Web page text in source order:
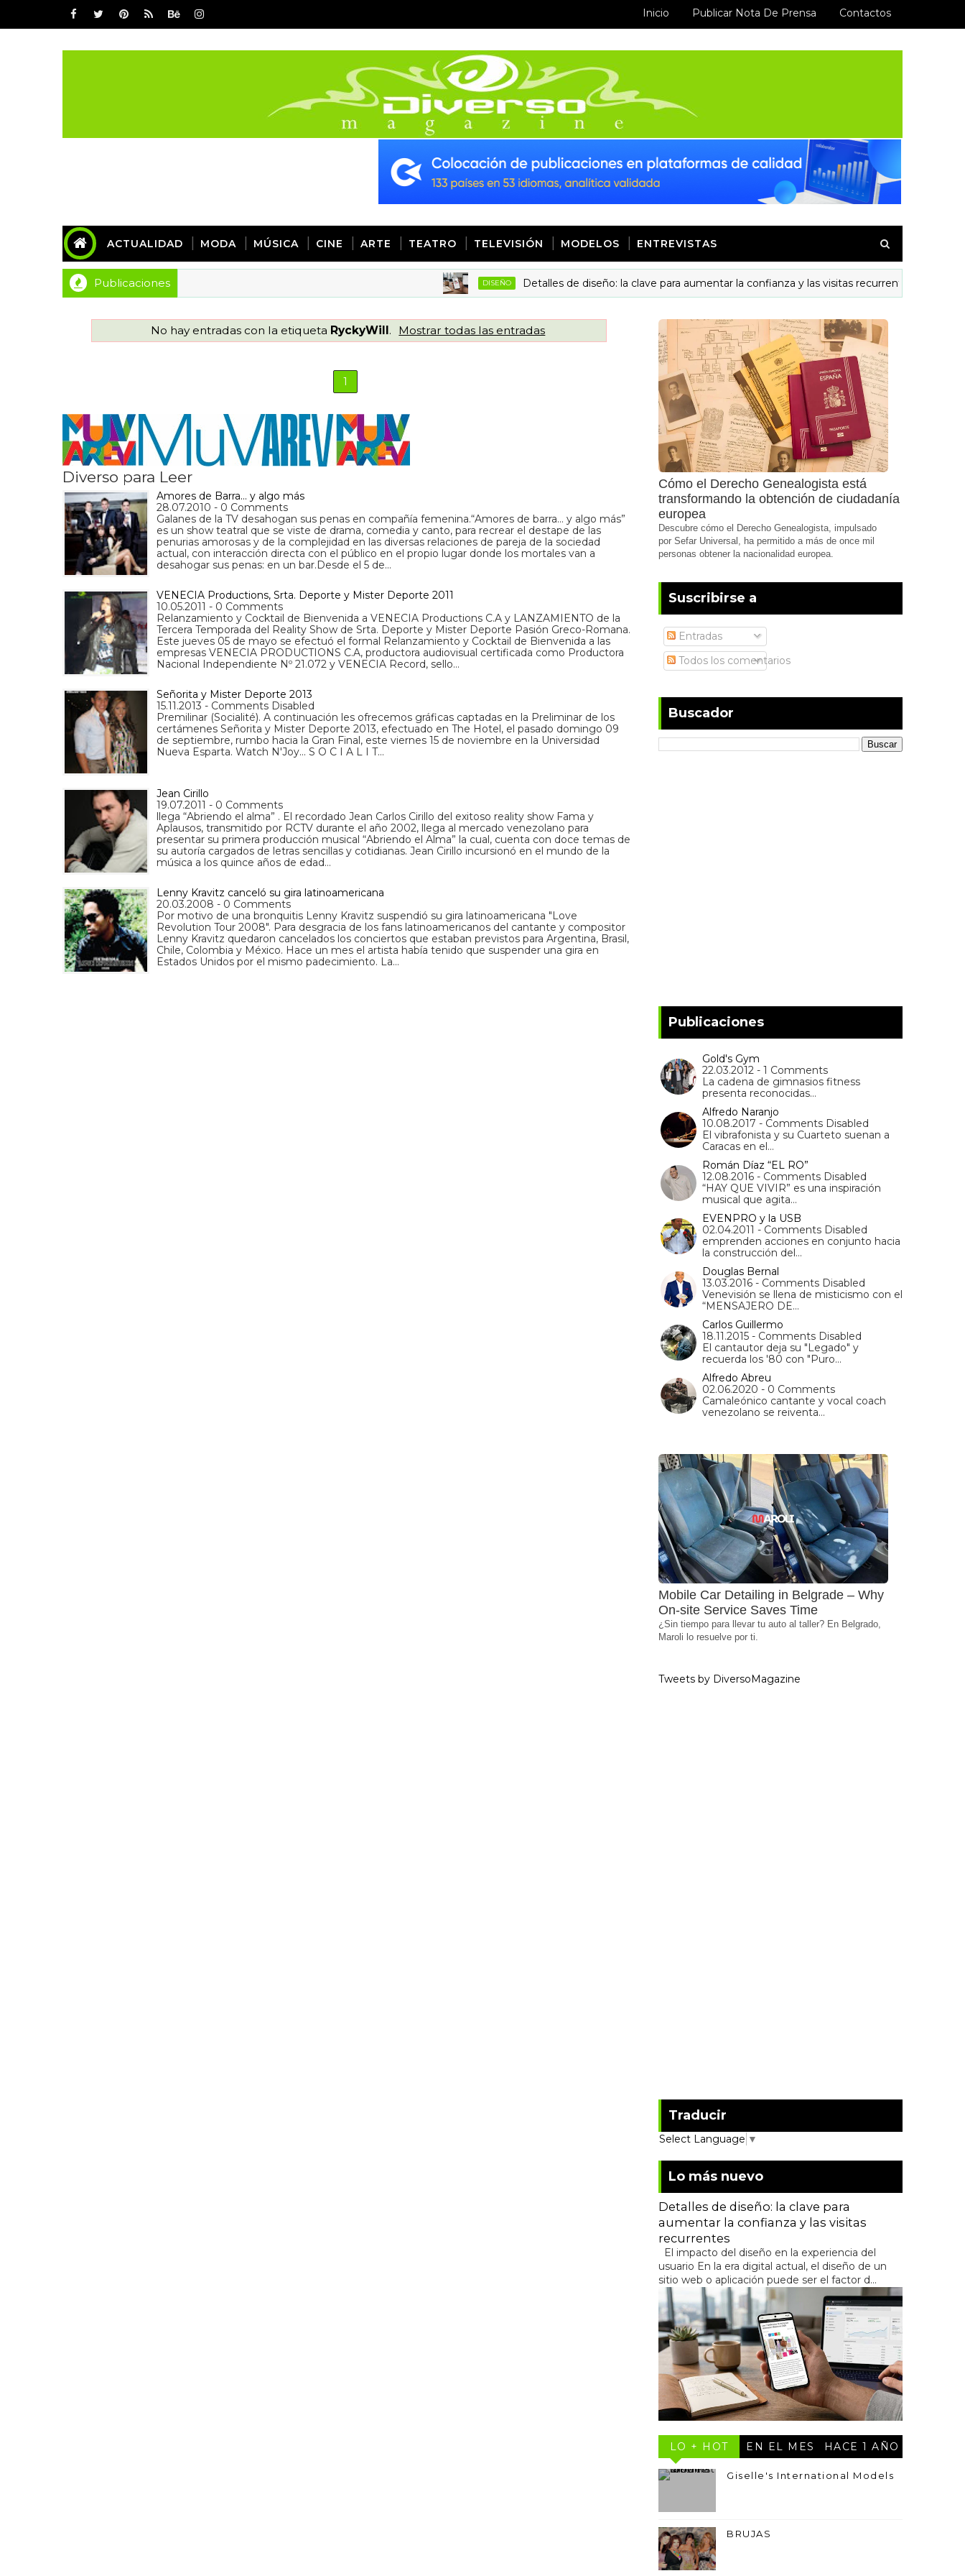
Inicio Publicar Nota De Prensa Contactos
ACTUALIDAD MODA MÚSICA CINE ARTE TEATRO TELEVISIÓN MODELOS ENTREVISTAS
Publicaciones DISEÑO Detalles de diseño: la clave para aumentar la confianza y las visitas recurrentes
No hay entradas con la etiqueta RyckyWill. Mostrar todas las entradas
1
Diverso para Leer
Amores de Barra… y algo más
28.07.2010 - 0 Comments
Galanes de la TV desahogan sus penas en compañía femenina.“Amores de barra… y algo más”
es un show teatral que se viste de drama, comedia y canto, para recrear el destape de las
penurias amorosas y de la complejidad en las diversas relaciones de pareja de la sociedad
actual, con interacción directa con el público en el propio lugar donde los mortales van a
desahogar sus penas: en un bar.Desde el 5 de…
VENECIA Productions, Srta. Deporte y Mister Deporte 2011
10.05.2011 - 0 Comments
Relanzamiento y Cocktail de Bienvenida a VENECIA Productions C.A y LANZAMIENTO de la
Tercera Temporada del Reality Show de Srta. Deporte y Mister Deporte Pasión Greco-Romana.
Este jueves 05 de mayo se efectuó el formal Relanzamiento y Cocktail de Bienvenida a las
empresas VENECIA PRODUCTIONS C.A, productora audiovisual certificada como Productora
Nacional Independiente Nº 21.072 y VENECIA Record, sello…
Señorita y Mister Deporte 2013
15.11.2013 - Comments Disabled
Premilinar (Socialité). A continuación les ofrecemos gráficas captadas en la Preliminar de los
certámenes Señorita y Mister Deporte 2013, efectuado en The Hotel, el pasado domingo 09
de septiembre, rumbo hacia la Gran Final, este viernes 15 de noviembre en la Universidad
Nueva Esparta. Watch N'Joy... S O C I A L I T…
Jean Cirillo
19.07.2011 - 0 Comments
llega “Abriendo el alma” . El recordado Jean Carlos Cirillo del exitoso reality show Fama y
Aplausos, transmitido por RCTV durante el año 2002, llega al mercado venezolano para
presentar su primera producción musical “Abriendo el Alma” la cual, cuenta con doce temas de
su autoría cargados de letras sencillas y cotidianas. Jean Cirillo incursionó en el mundo de la
música a los quince años de edad…
Lenny Kravitz canceló su gira latinoamericana
20.03.2008 - 0 Comments
Por motivo de una bronquitis Lenny Kravitz suspendió su gira latinoamericana "Love
Revolution Tour 2008". Para desgracia de los fans latinoamericanos del cantante y compositor
Lenny Kravitz quedaron cancelados los conciertos que estaban previstos para Argentina, Brasil,
Chile, Colombia y México. Hace un mes el artista había tenido que suspender una gira en
Estados Unidos por el mismo padecimiento. La…
Cómo el Derecho Genealogista está
transformando la obtención de ciudadanía
europea
Descubre cómo el Derecho Genealogista, impulsado
por Sefar Universal, ha permitido a más de once mil
personas obtener la nacionalidad europea.
Suscribirse a
Entradas
Todos los comentarios
Buscador
Publicaciones
Gold's Gym
22.03.2012 - 1 Comments
La cadena de gimnasios fitness
presenta reconocidas…
Alfredo Naranjo
10.08.2017 - Comments Disabled
El vibrafonista y su Cuarteto suenan a
Caracas en el…
Román Díaz “EL RO”
12.08.2016 - Comments Disabled
“HAY QUE VIVIR” es una inspiración
musical que agita…
EVENPRO y la USB
02.04.2011 - Comments Disabled
emprenden acciones en conjunto hacia
la construcción del…
Douglas Bernal
13.03.2016 - Comments Disabled
Venevisión se llena de misticismo con el
“MENSAJERO DE…
Carlos Guillermo
18.11.2015 - Comments Disabled
El cantautor deja su "Legado" y
recuerda los '80 con "Puro…
Alfredo Abreu
02.06.2020 - 0 Comments
Camaleónico cantante y vocal coach
venezolano se reiventa…
Mobile Car Detailing in Belgrade – Why
On-site Service Saves Time
¿Sin tiempo para llevar tu auto al taller? En Belgrado,
Maroli lo resuelve por ti.
Tweets by DiversoMagazine
Traducir
Select Language ▼
Lo más nuevo
Detalles de diseño: la clave para
aumentar la confianza y las visitas
recurrentes
El impacto del diseño en la experiencia del
usuario En la era digital actual, el diseño de un
sitio web o aplicación puede ser el factor d...
LO + HOT EN EL MES HACE 1 AÑO
Giselle's International Models
BRUJAS